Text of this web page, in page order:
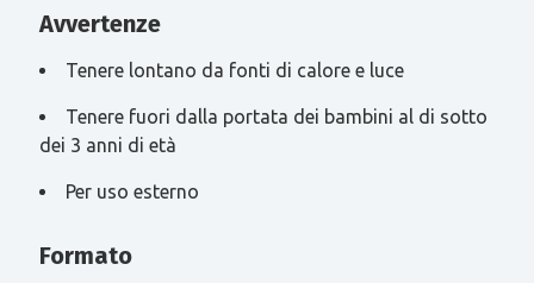
Avvertenze
Tenere lontano da fonti di calore e luce
Tenere fuori dalla portata dei bambini al di sotto
dei 3 anni di età
Per uso esterno
Formato